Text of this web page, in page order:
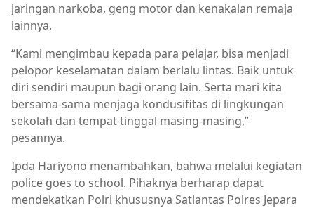
jaringan narkoba, geng motor dan kenakalan remaja
lainnya.
“Kami mengimbau kepada para pelajar, bisa menjadi
pelopor keselamatan dalam berlalu lintas. Baik untuk
diri sendiri maupun bagi orang lain. Serta mari kita
bersama-sama menjaga kondusifitas di lingkungan
sekolah dan tempat tinggal masing-masing,”
pesannya.
Ipda Hariyono menambahkan, bahwa melalui kegiatan
police goes to school. Pihaknya berharap dapat
mendekatkan Polri khususnya Satlantas Polres Jepara